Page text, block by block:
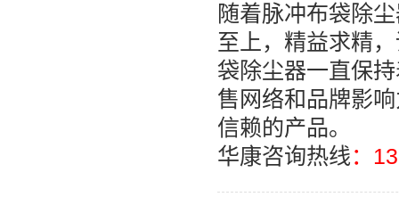
随着脉冲布袋除
至上，精益求精
袋除尘器一直保
售网络和品牌影
信赖的产品。
华康咨询热线：